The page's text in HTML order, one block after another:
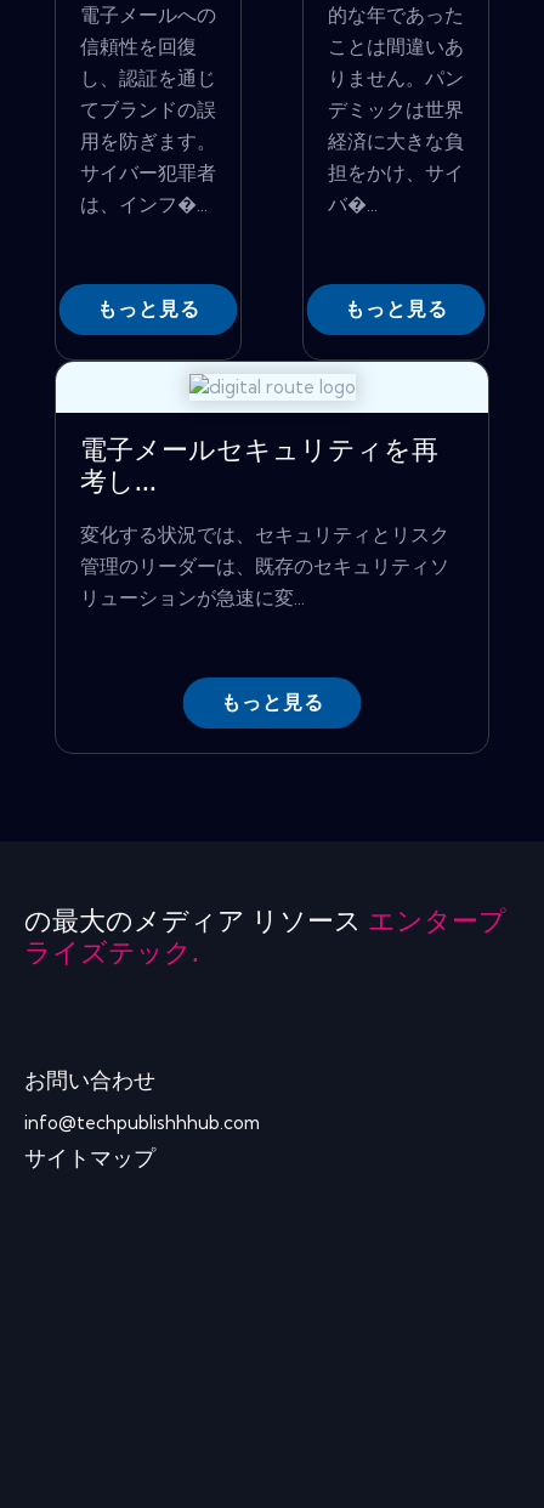
電子メールへの
信頼性を回復
し、認証を通じ
てブランドの誤
用を防ぎます。
サイバー犯罪者
は、インフ�...
もっと見る
的な年であった
ことは間違いあ
りません。パン
デミックは世界
経済に大きな負
担をかけ、サイ
バ�...
もっと見る
電子メールセキュリティを再
考し...
変化する状況では、セキュリティとリスク
管理のリーダーは、既存のセキュリティソ
リューションが急速に変...
もっと見る
の最大のメディア リソース エンタープ
ライズテック.
お問い合わせ
info@techpublishhhub.com
サイトマップ